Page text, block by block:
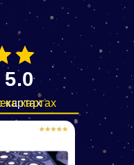
картах
картах